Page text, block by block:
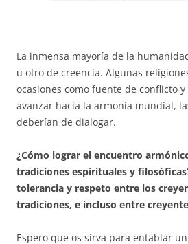
La inmensa mayoría de la
u otro de creencia. Algunas
ocasiones como fuente de conflicto
avanzar hacia la armonía mundial,
deberían de dialogar.
¿Cómo lograr el encuentro
tradiciones espirituales y
tolerancia y respeto entre los
tradiciones, e incluso entre
Espero que os sirva para entablar